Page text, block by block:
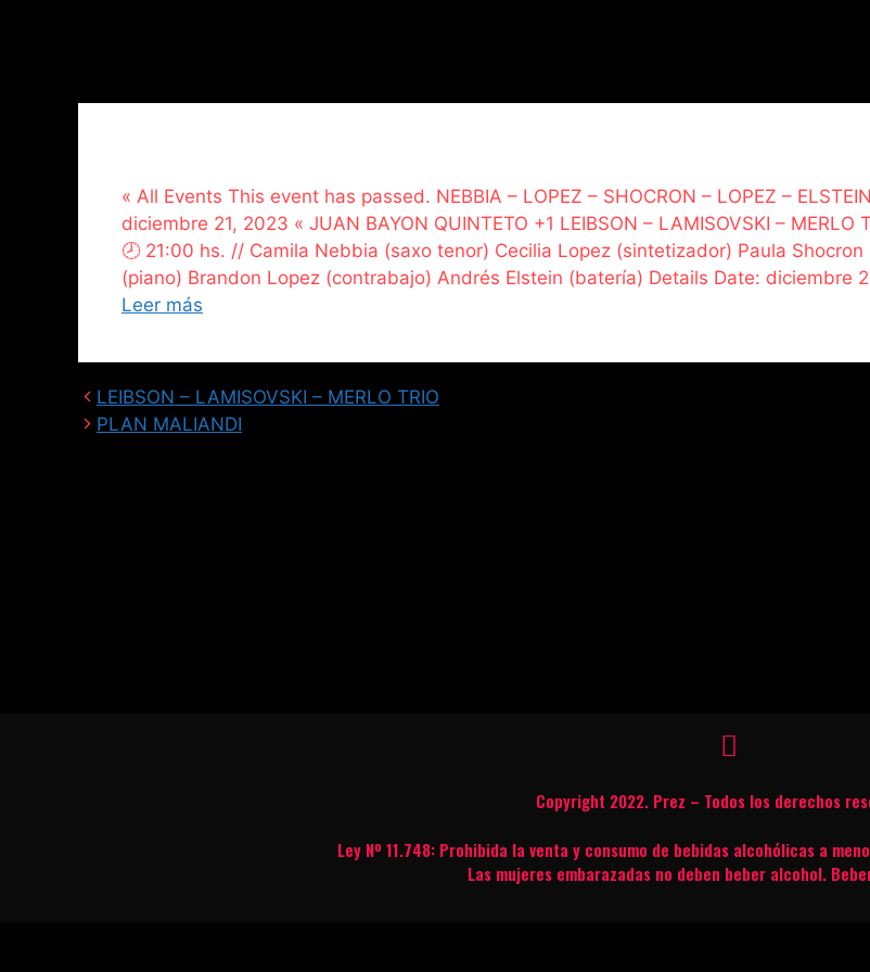
« All Events This event has passed. NEBBIA – LOPEZ – SHOCRON – LOPEZ – ELSTEIN
diciembre 21, 2023 « JUAN BAYON QUINTETO +1 LEIBSON – LAMISOVSKI – MERLO
🕗 21:00 hs. // Camila Nebbia (saxo tenor) Cecilia Lopez (sintetizador) Paula Shocron
(piano) Brandon Lopez (contrabajo) Andrés Elstein (batería) Details Date: diciembre
Leer más
LEIBSON – LAMISOVSKI – MERLO TRIO
PLAN MALIANDI
Copyright 2022. Prez – Todos los derechos
Ley Nº 11.748: Prohibida la venta y consumo de bebidas alcohólicas a
Las mujeres embarazadas no deben beber alcohol.